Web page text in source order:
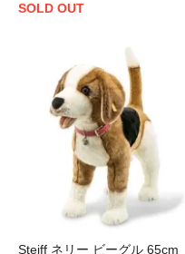
SOLD OUT
Steiff ネリー ビーグル 65cm